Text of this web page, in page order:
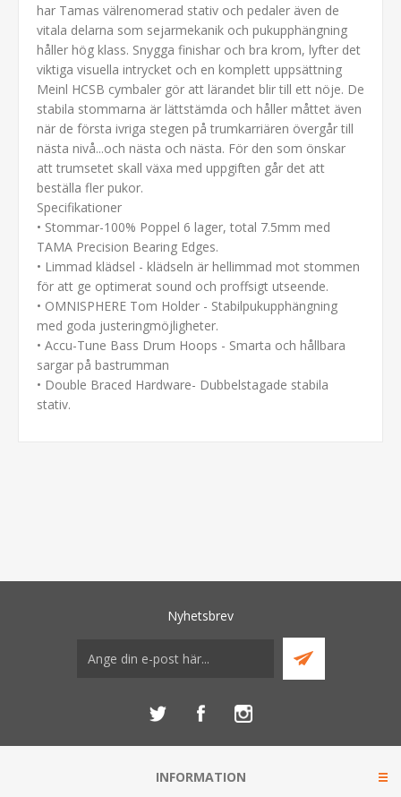
har Tamas välrenomerad stativ och pedaler även de
vitala delarna som sejarmekanik och pukupphängning
håller hög klass. Snygga finishar och bra krom, lyfter det
viktiga visuella intrycket och en komplett uppsättning
Meinl HCSB cymbaler gör att lärandet blir till ett nöje. De
stabila stommarna är lättstämda och håller måttet även
när de första ivriga stegen på trumkarriären övergår till
nästa nivå...och nästa och nästa. För den som önskar
att trumsetet skall växa med uppgiften går det att
beställa fler pukor.
Specifikationer
• Stommar-100% Poppel 6 lager, total 7.5mm med
TAMA Precision Bearing Edges.
• Limmad klädsel - klädseln är hellimmad mot stommen
för att ge optimerat sound och proffsigt utseende.
• OMNISPHERE Tom Holder - Stabilpukupphängning
med goda justeringmöjligheter.
• Accu-Tune Bass Drum Hoops - Smarta och hållbara
sargar på bastrumman
• Double Braced Hardware- Dubbelstagade stabila
stativ.
Nyhetsbrev
INFORMATION